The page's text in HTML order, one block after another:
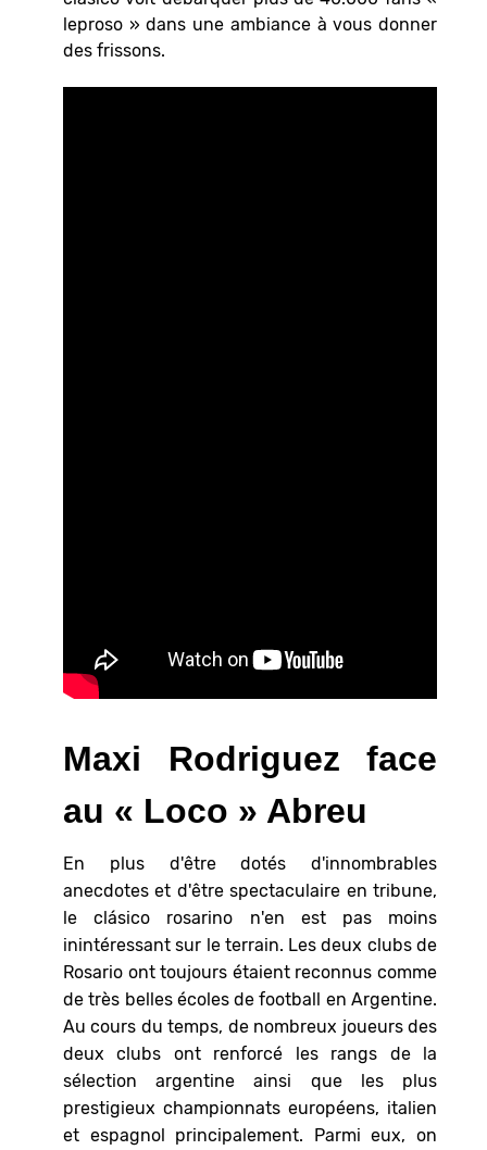
leproso » dans une ambiance à vous donner
des frissons.
Maxi Rodriguez face
au « Loco » Abreu
En plus d'être dotés d'innombrables
anecdotes et d'être spectaculaire en tribune,
le clásico rosarino n'en est pas moins
inintéressant sur le terrain. Les deux clubs de
Rosario ont toujours étaient reconnus comme
de très belles écoles de football en Argentine.
Au cours du temps, de nombreux joueurs des
deux clubs ont renforcé les rangs de la
sélection argentine ainsi que les plus
prestigieux championnats européens, italien
et espagnol principalement. Parmi eux, on